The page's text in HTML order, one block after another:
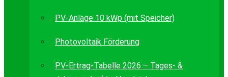
PV-Anlage 10 kWp (mit Speicher)
Photovoltaik Förderung
PV-Ertrag-Tabelle 2026 – Tages- &